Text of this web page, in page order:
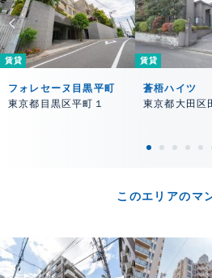
賃貸
フォレセーヌ目黒平町
東京都目黒区平町１
賃貸
蒼梧ハイツ
東京都大田区
このエリアのマ